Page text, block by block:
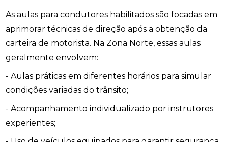
As aulas para condutores habilitados são focadas em
aprimorar técnicas de direção após a obtenção da
carteira de motorista. Na Zona Norte, essas aulas
geralmente envolvem:
- Aulas práticas em diferentes horários para simular
condições variadas do trânsito;
- Acompanhamento individualizado por instrutores
experientes;